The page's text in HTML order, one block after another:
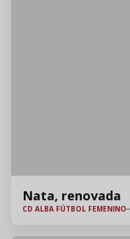
Nata, renovada
CD ALBA FÚTBOL FEMENINO